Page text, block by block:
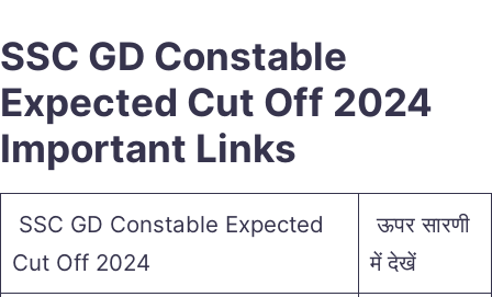
SSC GD Constable
Expected Cut Off 2024
Important Links
SSC GD Constable Expected
Cut Off 2024
ऊपर सारणी
में देखें